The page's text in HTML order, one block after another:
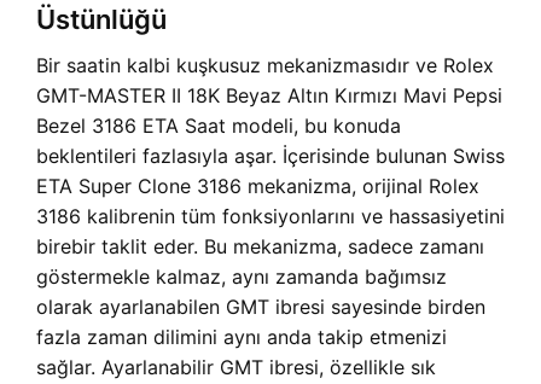
Üstünlüğü
Bir saatin kalbi kuşkusuz mekanizmasıdır ve Rolex
GMT-MASTER II 18K Beyaz Altın Kırmızı Mavi Pepsi
Bezel 3186 ETA Saat modeli, bu konuda
beklentileri fazlasıyla aşar. İçerisinde bulunan Swiss
ETA Super Clone 3186 mekanizma, orijinal Rolex
3186 kalibrenin tüm fonksiyonlarını ve hassasiyetini
birebir taklit eder. Bu mekanizma, sadece zamanı
göstermekle kalmaz, aynı zamanda bağımsız
olarak ayarlanabilen GMT ibresi sayesinde birden
fazla zaman dilimini aynı anda takip etmenizi
sağlar. Ayarlanabilir GMT ibresi, özellikle sık